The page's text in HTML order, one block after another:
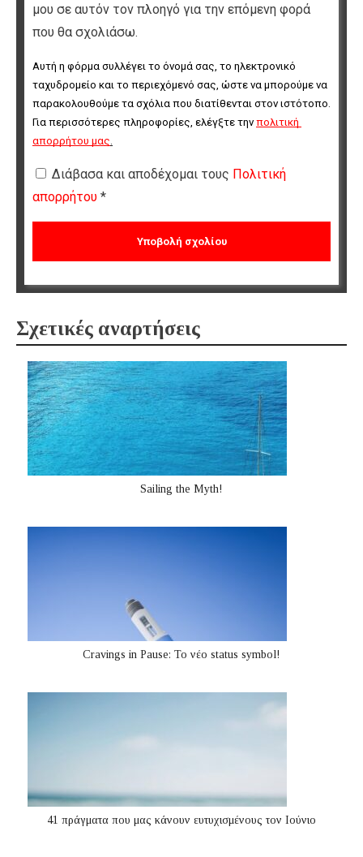
μου σε αυτόν τον πλοηγό για την επόμενη φορά
που θα σχολιάσω.
Αυτή η φόρμα συλλέγει το όνομά σας, το ηλεκτρονικό
ταχυδρομείο και το περιεχόμενό σας, ώστε να μπορούμε να
παρακολουθούμε τα σχόλια που διατίθενται στον ιστότοπο.
Για περισσότερες πληροφορίες, ελέγξτε την πολιτική
απορρήτου μας.
Διάβασα και αποδέχομαι τους Πολιτική
απορρήτου *
Σχετικές αναρτήσεις
Sailing the Myth!
Cravings in Pause: Το νέο status symbol!
41 πράγματα που μας κάνουν ευτυχισμένους τον Ιούνιο